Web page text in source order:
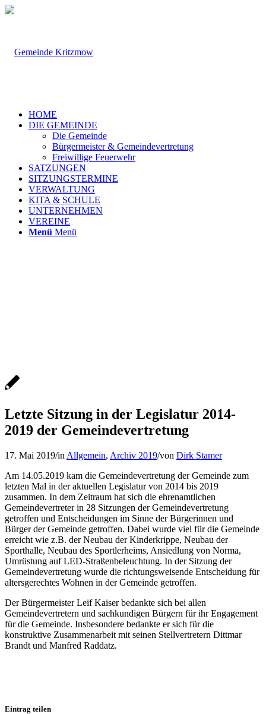
HOME
DIE GEMEINDE
Die Gemeinde
Bürgermeister & Gemeindevertretung
Freiwillige Feuerwehr
SATZUNGEN
SITZUNGSTERMINE
VERWALTUNG
KITA & SCHULE
UNTERNEHMEN
VEREINE
Menü Menü
Letzte Sitzung in der Legislatur 2014-
2019 der Gemeindevertretung
17. Mai 2019/in Allgemein, Archiv 2019/von Dirk Stamer
Am 14.05.2019 kam die Gemeindevertretung der Gemeinde zum
letzten Mal in der aktuellen Legislatur von 2014 bis 2019
zusammen. In dem Zeitraum hat sich die ehrenamtlichen
Gemeindevertreter in 28 Sitzungen der Gemeindevertretung
getroffen und Entscheidungen im Sinne der Bürgerinnen und
Bürger der Gemeinde getroffen. Dabei wurde viel für die Gemeinde
erreicht wie z.B. der Neubau der Kinderkrippe, Neubau der
Sporthalle, Neubau des Sportlerheims, Ansiedlung von Norma,
Umrüstung auf LED-Straßenbeleuchtung. In der Sitzung der
Gemeindevertretung wurde die richtungsweisende Entscheidung für
altersgerechtes Wohnen in der Gemeinde getroffen.
Der Bürgermeister Leif Kaiser bedankte sich bei allen
Gemeindevertretern und sachkundigen Bürgern für ihr Engagement
für die Gemeinde. Insbesondere bedankte er sich für die
konstruktive Zusammenarbeit mit seinen Stellvertretern Dittmar
Brandt und Manfred Raddatz.
Eintrag teilen